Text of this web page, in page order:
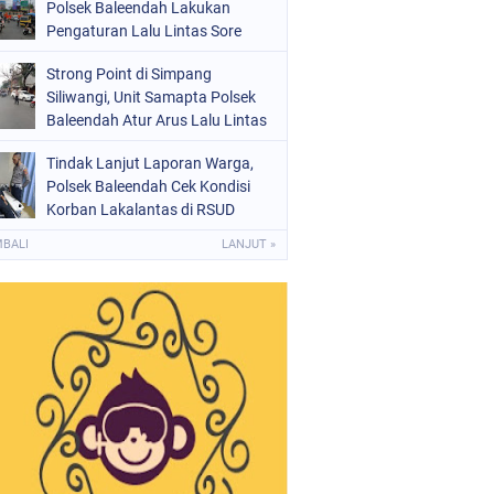
Polsek Baleendah Lakukan
Pengaturan Lalu Lintas Sore
Strong Point di Simpang
Siliwangi, Unit Samapta Polsek
Baleendah Atur Arus Lalu Lintas
Tindak Lanjut Laporan Warga,
Polsek Baleendah Cek Kondisi
Korban Lakalantas di RSUD
LANJUT »